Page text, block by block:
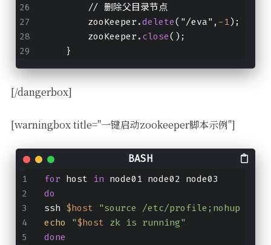
        // 删除父目录节点
        zooKeeper.
delete("/eva", -1);
        zooKeeper.
close();
    }
[/dangerbox]
[warningbox title="一键启动zookeeper脚本示例"]
for host in node01 node02 node03
do
ssh $host "source /etc/profile;nohup /
echo
"$host zk is running"
done